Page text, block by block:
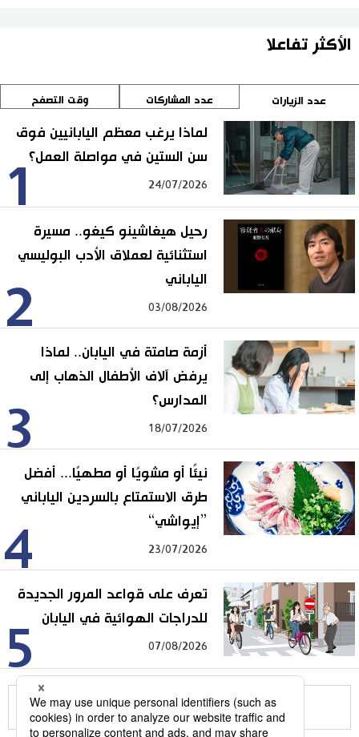
الأكثر تفاعلا
عدد الزيارات عدد المشاركات وقت التصفح
1
لماذا يرغب معظم اليابانيين فوق
سن الستين في مواصلة العمل؟
24/07/2026
2
رحيل هيغاشينو كيغو.. مسيرة
استثنائية لعملاق الأدب البوليسي
الياباني
03/08/2026
3
أزمة صامتة في اليابان.. لماذا
يرفض آلاف الأطفال الذهاب إلى
المدارس؟
18/07/2026
4
نيئًا أو مشويًا أو مطهيًا... أفضل
طرق الاستمتاع بالسردين الياباني
”إيواشي“
23/07/2026
5
تعرف على قواعد المرور الجديدة
للدراجات الهوائية في اليابان
07/08/2026
للمزيد